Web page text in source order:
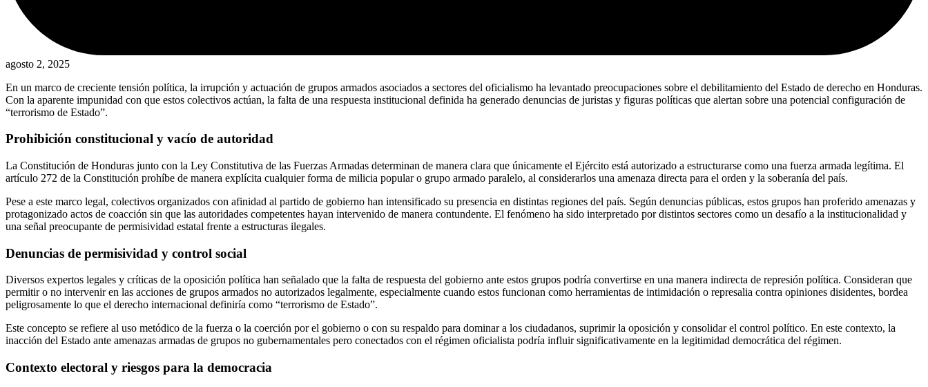
agosto 2, 2025
En un marco de creciente tensión política, la irrupción y actuación de grupos armados asociados a sectores del oficialismo ha levantado preocupaciones sobre el debilitamiento del Estado de derecho en Honduras.
Con la aparente impunidad con que estos colectivos actúan, la falta de una respuesta institucional definida ha generado denuncias de juristas y figuras políticas que alertan sobre una potencial configuración de
“terrorismo de Estado”.
Prohibición constitucional y vacío de autoridad
La Constitución de Honduras junto con la Ley Constitutiva de las Fuerzas Armadas determinan de manera clara que únicamente el Ejército está autorizado a estructurarse como una fuerza armada legítima. El
artículo 272 de la Constitución prohíbe de manera explícita cualquier forma de milicia popular o grupo armado paralelo, al considerarlos una amenaza directa para el orden y la soberanía del país.
Pese a este marco legal, colectivos organizados con afinidad al partido de gobierno han intensificado su presencia en distintas regiones del país. Según denuncias públicas, estos grupos han proferido amenazas y
protagonizado actos de coacción sin que las autoridades competentes hayan intervenido de manera contundente. El fenómeno ha sido interpretado por distintos sectores como un desafío a la institucionalidad y
una señal preocupante de permisividad estatal frente a estructuras ilegales.
Denuncias de permisividad y control social
Diversos expertos legales y críticas de la oposición política han señalado que la falta de respuesta del gobierno ante estos grupos podría convertirse en una manera indirecta de represión política. Consideran que
permitir o no intervenir en las acciones de grupos armados no autorizados legalmente, especialmente cuando estos funcionan como herramientas de intimidación o represalia contra opiniones disidentes, bordea
peligrosamente lo que el derecho internacional definiría como “terrorismo de Estado”.
Este concepto se refiere al uso metódico de la fuerza o la coerción por el gobierno o con su respaldo para dominar a los ciudadanos, suprimir la oposición y consolidar el control político. En este contexto, la
inacción del Estado ante amenazas armadas de grupos no gubernamentales pero conectados con el régimen oficialista podría influir significativamente en la legitimidad democrática del régimen.
Contexto electoral y riesgos para la democracia